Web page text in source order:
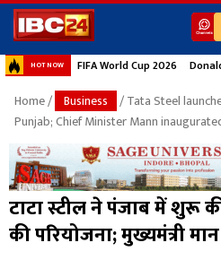
HOT NOW FIFA World Cup 2026
Home/ Business
/ Tata Steel
Punjab; Chief Minister Mann
टाटा स्टील ने पंजाब में शुरू
की परियोजना; मुख्यमंत्री